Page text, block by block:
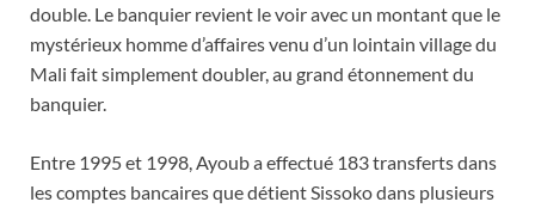
double. Le banquier revient le voir avec un montant que le
mystérieux homme d’affaires venu d’un lointain village du
Mali fait simplement doubler, au grand étonnement du
banquier.
Entre 1995 et 1998, Ayoub a effectué 183 transferts dans
les comptes bancaires que détient Sissoko dans plusieurs